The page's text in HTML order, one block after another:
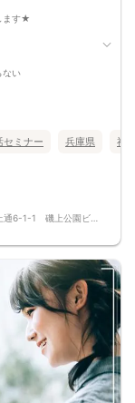
ご注意ください。
ます★
ない
に合った婚活の進
とした個別面談形式
セミナー 兵庫県 神